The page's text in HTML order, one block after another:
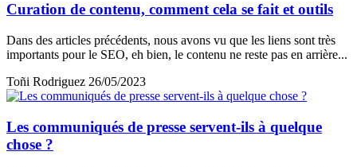
Curation de contenu, comment cela se fait et outils
Dans des articles précédents, nous avons vu que les liens sont très
importants pour le SEO, eh bien, le contenu ne reste pas en arrière...
Toñi Rodriguez 26/05/2023
Les communiqués de presse servent-ils à quelque
chose ?